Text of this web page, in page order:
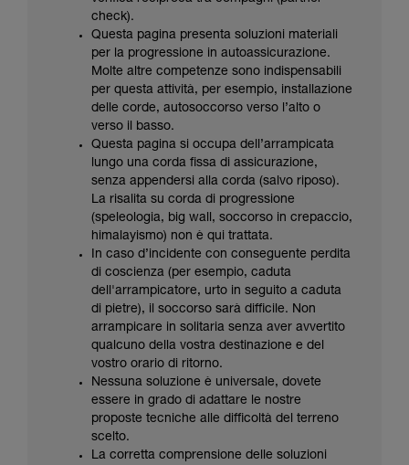
vengono qui descritte.
check).
Questa pagina presenta soluzioni materiali
per la progressione in autoassicurazione.
Molte altre competenze sono indispensabili
per questa attività, per esempio, installazione
delle corde, autosoccorso verso l’alto o
verso il basso.
Questa pagina si occupa dell’arrampicata
lungo una corda fissa di assicurazione,
senza appendersi alla corda (salvo riposo).
La risalita su corda di progressione
(speleologia, big wall, soccorso in crepaccio,
himalayismo) non è qui trattata.
In caso d’incidente con conseguente perdita
di coscienza (per esempio, caduta
dell'arrampicatore, urto in seguito a caduta
di pietre), il soccorso sarà difficile. Non
arrampicare in solitaria senza aver avvertito
qualcuno della vostra destinazione e del
vostro orario di ritorno.
Nessuna soluzione è universale, dovete
essere in grado di adattare le nostre
proposte tecniche alle difficoltà del terreno
scelto.
La corretta comprensione delle soluzioni